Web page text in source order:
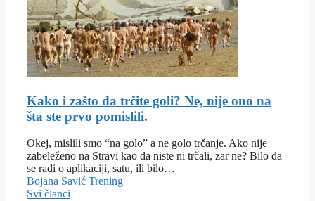
Kako i zašto da trčite goli? Ne, nije ono na
šta ste prvo pomislili.
Okej, mislili smo “na golo” a ne golo trčanje. Ako nije
zabeleženo na Stravi kao da niste ni trčali, zar ne? Bilo da
se radi o aplikaciji, satu, ili bilo…
Bojana Savić Trening
Svi članci